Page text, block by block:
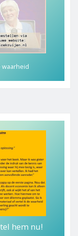
waarheid
hem nu!